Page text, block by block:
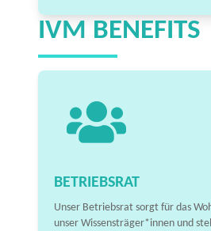
IVM BENEFITS
BETRIEBSRAT
Unser Betriebsrat sorgt für das
unser Wissensträger*innen und